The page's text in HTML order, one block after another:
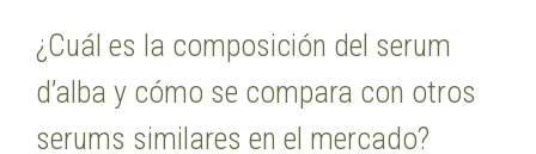
¿Cuál es la composición del serum
d’alba y cómo se compara con otros
serums similares en el mercado?